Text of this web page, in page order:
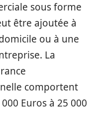
sous forme
être ajoutée à
ou à une
La
comportent
Euros à 25 000